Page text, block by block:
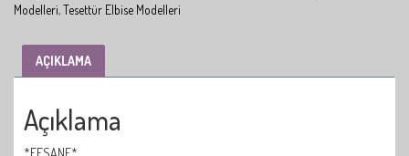
Modelleri,Tesettür Elbise Modelleri
AÇIKLAMA
Açıklama
*EFSANE*